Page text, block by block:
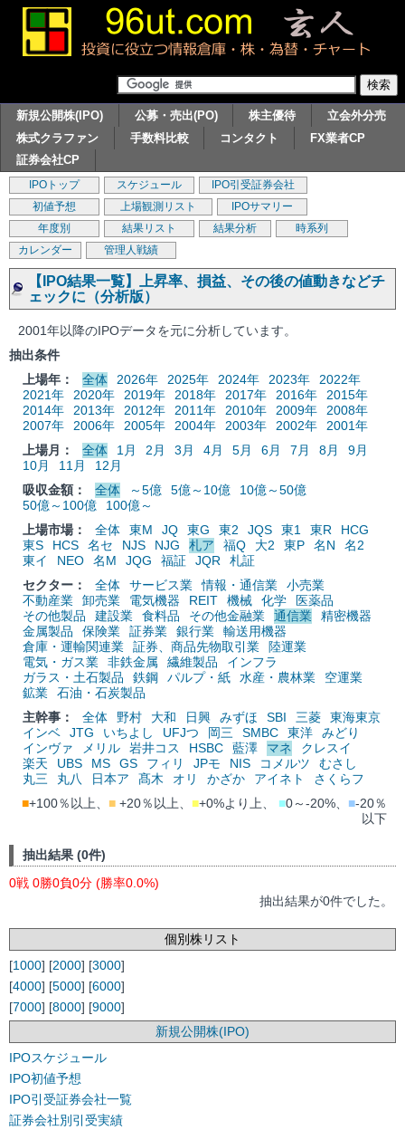
新規公開株(IPO) 公募・売出(PO) 株主優待
立会外分売
株式クラファン
手数料比較 コンタクト
FX業者CP
証券会社CP
IPOトップ スケジュール
IPO引受証券会社
初値予想
上場観測リスト
IPOサマリー
年度別
結果リスト 結果分析
時系列
カレンダー
管理人戦績
【IPO結果一覧】上昇率、損益、その後の値動きなどチ
ェックに（分析版）
2001年以降のIPOデータを元に分析しています。
抽出条件
上場年：
全体 2026年 2025年 2024年 2023年
2022年
2021年
2020年 2019年 2018年 2017年 2016年
2015年
2014年
2013年 2012年 2011年 2010年 2009年
2008年
2007年
2006年 2005年 2004年 2003年 2002年
2001年
上場月：
全体 1月 2月 3月 4月 5月 6月 7月 8月
9月
10月
11月
12月
吸収金額：
全体 ～5億 5億～10億
10億～50億
50億～100億
100億～
上場市場：
全体 東M JQ 東G 東2 JQS 東1 東R
HCG
東S
HCS 名セ NJS NJG 札ア 福Q 大2 東P 名N
名2
東イ
NEO 名M JQG 福証 JQR
札証
セクター：
全体 サービス業 情報・通信業
小売業
不動産業
卸売業 電気機器 REIT 機械 化学
医薬品
その他製品
建設業 食料品 その他金融業 通信業
精密機器
金属製品
保険業 証券業 銀行業
輸送用機器
倉庫・運輸関連業
証券、商品先物取引業
陸運業
電気・ガス業
非鉄金属 繊維製品
インフラ
ガラス・土石製品
鉄鋼 パルプ・紙 水産・農林業
空運業
鉱業
石油・石炭製品
主幹事：
全体 野村 大和 日興 みずほ SBI 三菱
東海東京
インベ
JTG いちよし UFJつ 岡三 SMBC 東洋
みどり
インヴァ
メリル 岩井コス HSBC 藍澤 マネ
クレスイ
楽天
UBS MS GS フィリ JPモ NIS コメルツ
むさし
丸三
丸八 日本ア 髙木 オリ かざか アイネト
さくらフ
■+100％以上、 ■ +20％以上、 ■+0%より上、 ■0～-20%、 ■-20％
以下
抽出結果 (0件)
0戦 0勝0負0分 (勝率0.0%)
抽出結果が0件でした。
個別株リスト
[1000] [2000] [3000]
[4000] [5000] [6000]
[7000] [8000] [9000]
新規公開株(IPO)
IPOスケジュール
IPO初値予想
IPO引受証券会社一覧
証券会社別引受実績